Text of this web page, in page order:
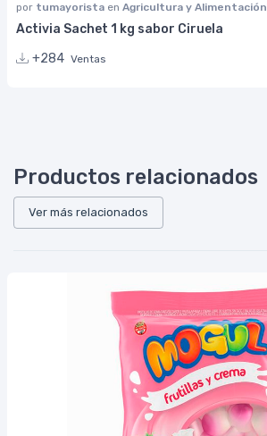
por tumayorista en Agricultura y Alimentación
Activia Sachet 1 kg sabor Ciruela
+284 Ventas
Productos relacionados
Ver más relacionados